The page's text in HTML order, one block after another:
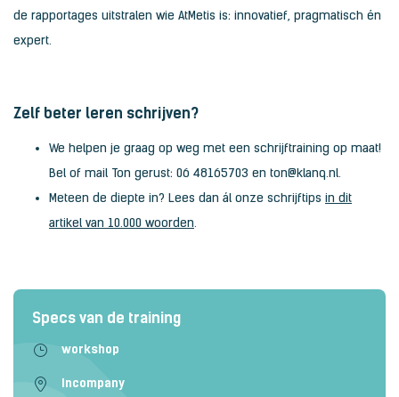
de rapportages uitstralen wie AtMetis is: innovatief, pragmatisch én
expert.
Zelf beter leren schrijven?
We helpen je graag op weg met een schrijftraining op maat!
Bel of mail Ton gerust: 06 48165703 en ton@klanq.nl.
Meteen de diepte in? Lees dan ál onze schrijftips in dit
artikel van 10.000 woorden.
Specs van de training
workshop
Incompany